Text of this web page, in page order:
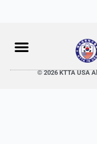
© 2026 KTTA USA